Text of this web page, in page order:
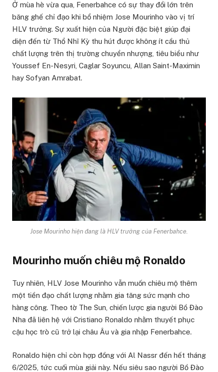
Ở mùa hè vừa qua, Fenerbahce có sự thay đổi lớn trên
băng ghế chỉ đạo khi bổ nhiệm Jose Mourinho vào vị trí
HLV trưởng. Sự xuất hiện của Người đặc biệt giúp đại
diện đến từ Thổ Nhĩ Kỳ thu hút được không ít cầu thủ
chất lượng trên thị trường chuyển nhượng, tiêu biểu như
Youssef En-Nesyri, Caglar Soyuncu, Allan Saint-Maximin
hay Sofyan Amrabat.
Jose Mourinho hiện đang là HLV trưởng của Fenerbahce.
Mourinho muốn chiêu mộ Ronaldo
Tuy nhiên, HLV Jose Mourinho vẫn muốn chiêu mộ thêm
một tiền đạo chất lượng nhằm gia tăng sức mạnh cho
hàng công. Theo tờ The Sun, chiến lược gia người Bồ Đào
Nha đã liên hệ với Cristiano Ronaldo nhằm thuyết phục
cậu học trò cũ trở lại châu Âu và gia nhập Fenerbahce.
Ronaldo hiện chỉ còn hợp đồng với Al Nassr đến hết tháng
6/2025, tức cuối mùa giải này. Nếu siêu sao người Bồ Đào